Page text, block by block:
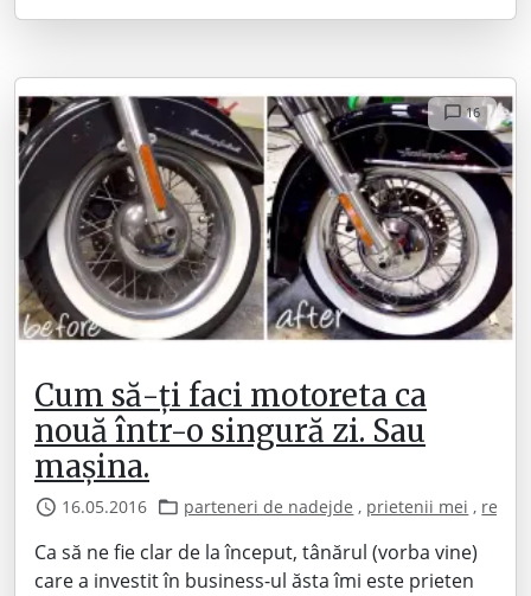
16
Cum să-ți faci motoreta ca
nouă într-o singură zi. Sau
mașina.
16.05.2016 parteneri de nadejde , prietenii mei ,
Ca să ne fie clar de la început, tânărul (vorba vine)
care a investit în business-ul ăsta îmi este prieten